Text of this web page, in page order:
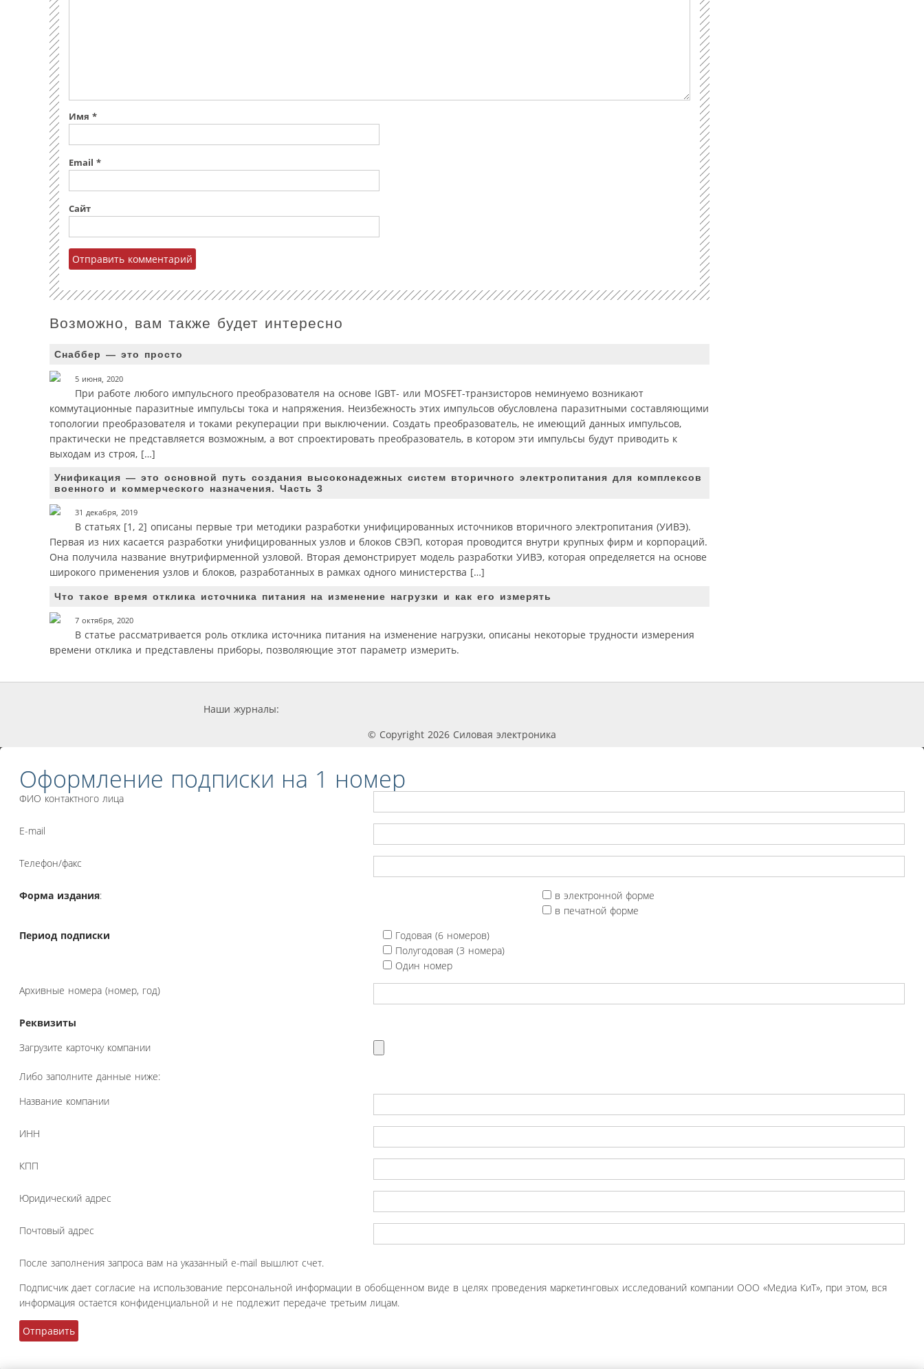
Имя *
Email *
Сайт
Возможно, вам также будет интересно
Снаббер — это просто
5 июня, 2020
При работе любого импульсного преобразователя на основе IGBT- или MOSFET-транзисторов неминуемо возникают
коммутационные паразитные импульсы тока и напряжения. Неизбежность этих импульсов обусловлена паразитными составляющими
топологии преобразователя и токами рекуперации при выключении. Создать преобразователь, не имеющий данных импульсов,
практически не представляется возможным, а вот спроектировать преобразователь, в котором эти импульсы будут приводить к
выходам из строя, […]
Унификация — это основной путь создания высоконадежных систем вторичного электропитания для комплексов
военного и коммерческого назначения. Часть 3
31 декабря, 2019
В статьях [1, 2] описаны первые три методики разработки унифицированных источников вторичного электропитания (УИВЭ).
Первая из них касается разработки унифицированных узлов и блоков СВЭП, которая проводится внутри крупных фирм и корпораций.
Она получила название внутрифирменной узловой. Вторая демонстрирует модель разработки УИВЭ, которая определяется на основе
широкого применения узлов и блоков, разработанных в рамках одного министерства […]
Что такое время отклика источника питания на изменение нагрузки и как его измерять
7 октября, 2020
В статье рассматривается роль отклика источника питания на изменение нагрузки, описаны некоторые трудности измерения
времени отклика и представлены приборы, позволяющие этот параметр измерить.
Наши журналы:
© Copyright 2026 Силовая электроника
Оформление подписки на 1 номер
ФИО контактного лица
E-mail
Телефон/факс
Форма издания:
в электронной форме
в печатной форме
Период подписки
Годовая (6 номеров)
Полугодовая (3 номера)
Один номер
Архивные номера (номер, год)
Реквизиты
Загрузите карточку компании
Либо заполните данные ниже:
Название компании
ИНН
КПП
Юридический адрес
Почтовый адрес
После заполнения запроса вам на указанный e-mail вышлют счет.
Подписчик дает согласие на использование персональной информации в обобщенном виде в целях проведения маркетинговых исследований компании ООО «Медиа КиТ», при этом, вся
информация остается конфиденциальной и не подлежит передаче третьим лицам.